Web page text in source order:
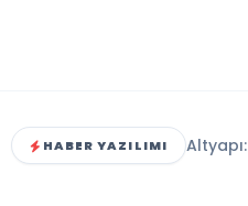
HABER YAZILIMI Altyapı: